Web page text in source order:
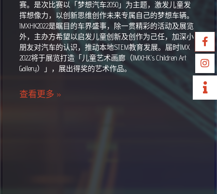
赛。是次比赛以「梦想汽车2050」为主题，激发儿童发
挥想像力，以创新思维创作未来专属自己的梦想车辆。
IMXHK2022是瞩目的车界盛事，除一贯精彩的活动及展览
外，主办方希望以启发儿童创新及创作为己任，加深小
朋友对汽车的认识，推动本地STEM教育发展。届时IMX
2022将于展览打造「儿童艺术画廊（IMXHK’s Children Art
Gallery）」，展出得奖的艺术作品。
查看更多 »